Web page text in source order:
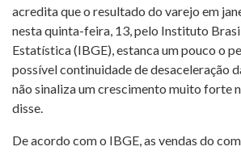
acredita que o resultado do varejo em
nesta quinta-feira, 13, pelo Instituto
Estatística (IBGE), estanca um pouco o
possível continuidade de desaceleração
não sinaliza um crescimento muito forte
disse.
De acordo com o IBGE, as vendas do